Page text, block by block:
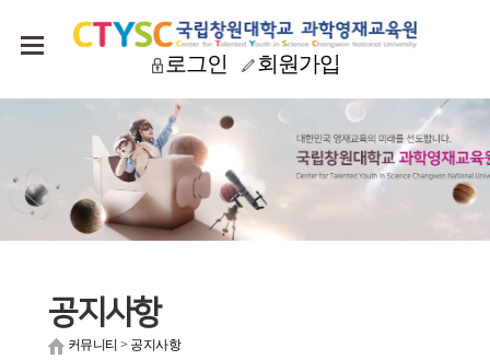
로그인 회원가입
공지사항
커뮤니티 > 공지사항